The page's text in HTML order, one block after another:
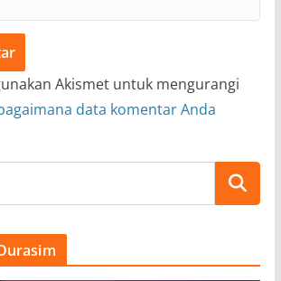
Akismet untuk mengurangi
data komentar Anda